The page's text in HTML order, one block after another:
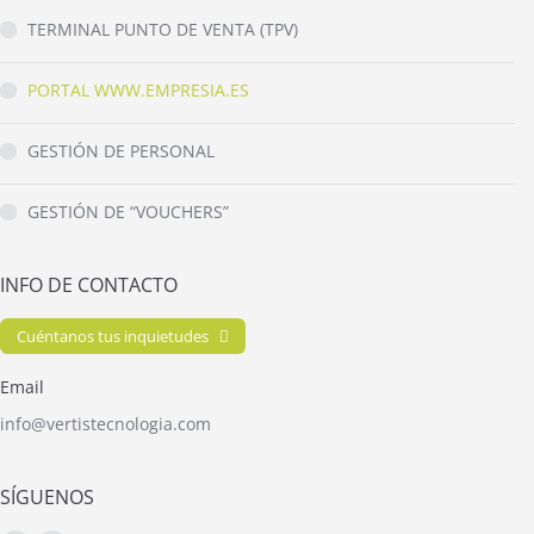
TERMINAL PUNTO DE VENTA (TPV)
PORTAL WWW.EMPRESIA.ES
GESTIÓN DE PERSONAL
GESTIÓN DE “VOUCHERS”
INFO DE CONTACTO
Cuéntanos tus inquietudes
Email
info@vertistecnologia.com
SÍGUENOS